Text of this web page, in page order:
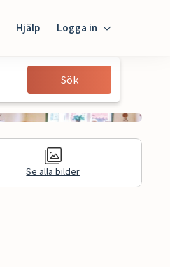
Hjälp Logga in
Gäst
Sök
Se alla bilder